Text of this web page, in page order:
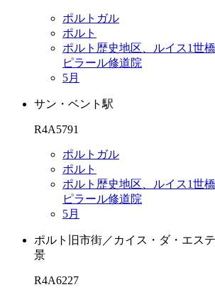
ポルトガル
ポルト
ポルト歴史地区、ルイス1世
ピラール修道院
5月
サン・ベント駅
R4A5791
ポルトガル
ポルト
ポルト歴史地区、ルイス1世
ピラール修道院
5月
ポルト旧市街／カイス・ダ・エス
景
R4A6227